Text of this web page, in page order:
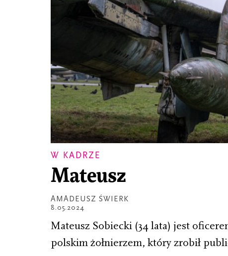
W KADRZE
Mateusz
AMADEUSZ ŚWIERK
8.05.2024
Mateusz Sobiecki (34 lata) jest
polskim żołnierzem, który zrobił